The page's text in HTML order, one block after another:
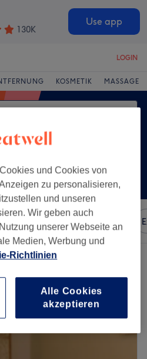
130K
Use app
LOGIN
KOSMETIK MASSAGE
Marken Salons
und Cookies von
zu personalisieren,
und unseren
Wir geben auch
unserer Webseite an
Medien, Werbung und
Richtlinien
Alle Cookies
akzeptieren